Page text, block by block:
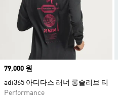
Price
79,000 원
adi365 아디다스 러너 롱슬리브 티
Performance